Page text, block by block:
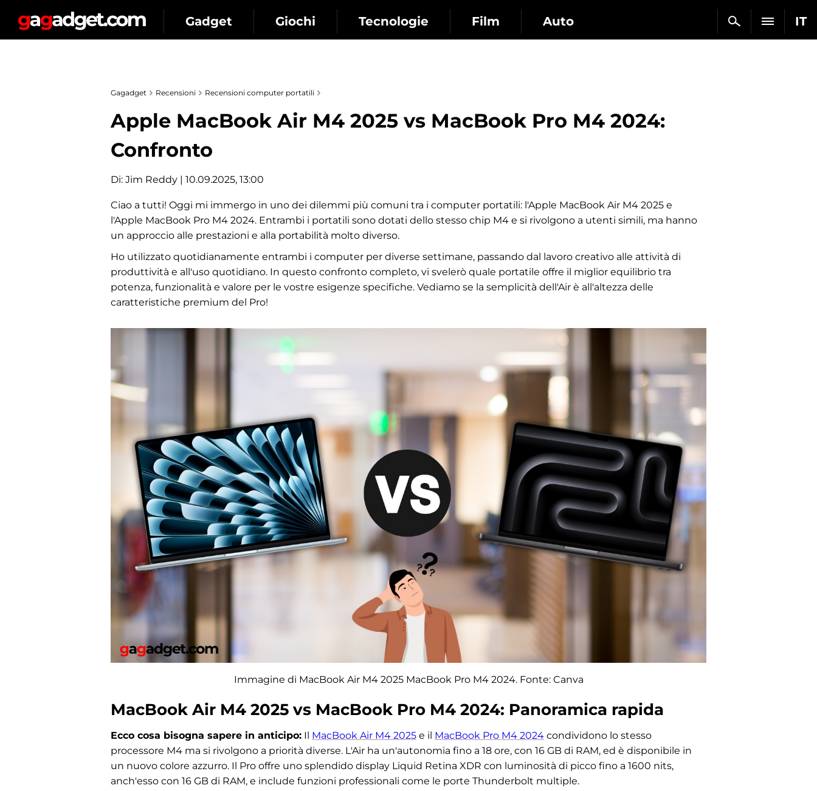
IT
Gadget Giochi Tecnologie Film Auto
Gagadget Recensioni Recensioni computer portatili
Apple MacBook Air M4 2025 vs MacBook Pro M4 2024:
Confronto
Di: Jim Reddy | 10.09.2025, 13:00
Ciao a tutti! Oggi mi immergo in uno dei dilemmi più comuni tra i computer portatili: l'Apple MacBook Air M4 2025 e
l'Apple MacBook Pro M4 2024. Entrambi i portatili sono dotati dello stesso chip M4 e si rivolgono a utenti simili, ma hanno
un approccio alle prestazioni e alla portabilità molto diverso.
Ho utilizzato quotidianamente entrambi i computer per diverse settimane, passando dal lavoro creativo alle attività di
produttività e all'uso quotidiano. In questo confronto completo, vi svelerò quale portatile offre il miglior equilibrio tra
potenza, funzionalità e valore per le vostre esigenze specifiche. Vediamo se la semplicità dell'Air è all'altezza delle
caratteristiche premium del Pro!
Immagine di MacBook Air M4 2025 MacBook Pro M4 2024. Fonte: Canva
MacBook Air M4 2025 vs MacBook Pro M4 2024: Panoramica rapida
Ecco cosa bisogna sapere in anticipo: Il MacBook Air M4 2025 e il MacBook Pro M4 2024 condividono lo stesso
processore M4 ma si rivolgono a priorità diverse. L'Air ha un'autonomia fino a 18 ore, con 16 GB di RAM, ed è disponibile in
un nuovo colore azzurro. Il Pro offre uno splendido display Liquid Retina XDR con luminosità di picco fino a 1600 nits,
anch'esso con 16 GB di RAM, e include funzioni professionali come le porte Thunderbolt multiple.